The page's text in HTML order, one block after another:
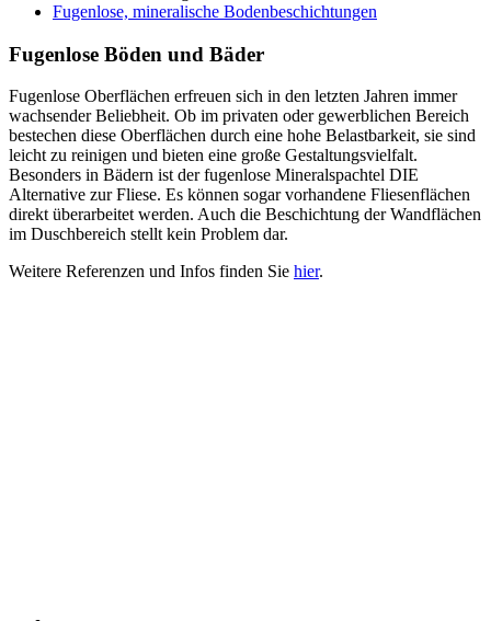
Fugenlose, mineralische Bodenbeschichtungen
Fugenlose Böden und Bäder
Fugenlose Oberflächen erfreuen sich in den letzten Jahren immer
wachsender Beliebheit. Ob im privaten oder gewerblichen Bereich
bestechen diese Oberflächen durch eine hohe Belastbarkeit, sie sind
leicht zu reinigen und bieten eine große Gestaltungsvielfalt.
Besonders in Bädern ist der fugenlose Mineralspachtel DIE
Alternative zur Fliese. Es können sogar vorhandene Fliesenflächen
direkt überarbeitet werden. Auch die Beschichtung der Wandflächen
im Duschbereich stellt kein Problem dar.
Weitere Referenzen und Infos finden Sie hier.